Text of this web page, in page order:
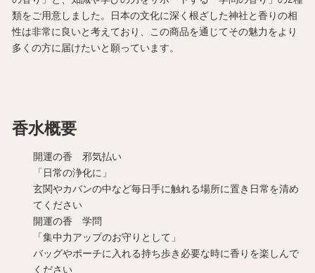
類をご用意しました。日本の文化に深く根ざした神社と香りの相
性は非常に良いと考えており、この商品を通じてその魅力をより
多くの方に届けたいと願っています。
香水概要
開運の香 邪気払い
「日常の浄化に」
玄関やカバンの中など毎日手に触れる場所に置き日常を清め
てください
開運の香 学問
「集中力アップのお守りとして」
バッグやポーチに入れる持ち歩き必要な時に香りを楽しんで
ください